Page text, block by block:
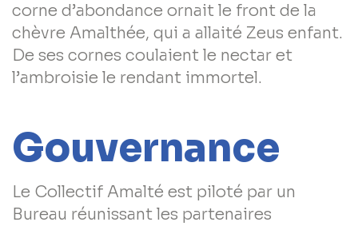
corne d’abondance ornait le front de la
chèvre Amalthée, qui a allaité Zeus enfant.
De ses cornes coulaient le nectar et
l’ambroisie le rendant immortel.
Gouvernance
Le Collectif Amalté est piloté par un
Bureau réunissant les partenaires